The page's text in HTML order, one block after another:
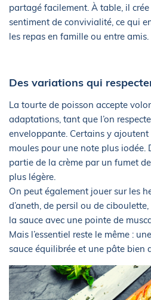
partagé facilement. À table, il
sentiment de convivialité, ce qui
les repas en famille ou entre amis.
Des variations qui
La tourte de poisson accepte
adaptations, tant que l’on
enveloppante. Certains y ajoutent
moules pour une note plus iodée.
partie de la crème par un fumet
plus légère.
On peut également jouer sur les
d’aneth, de persil ou de
la sauce avec une pointe de
Mais l’essentiel reste le même :
sauce équilibrée et une pâte bien